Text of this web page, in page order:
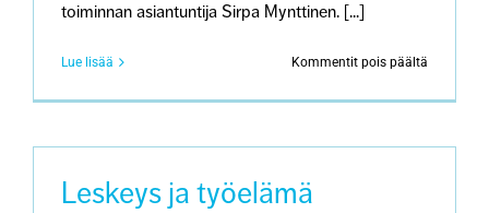
toiminnan asiantuntija Sirpa Mynttinen. [...]
Lue lisää Kommentit pois päältä
Surevan
Leskeys ja työelämä